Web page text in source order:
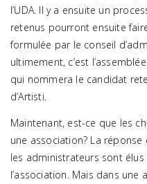
l’UDA. Il y a ensuite un
retenus pourront ensuite
formulée par le conseil
ultimement, c’est
qui nommera le candidat
d’Artisti.
Maintenant, est-ce que les
une association? La
les administrateurs sont
l’association. Mais dans